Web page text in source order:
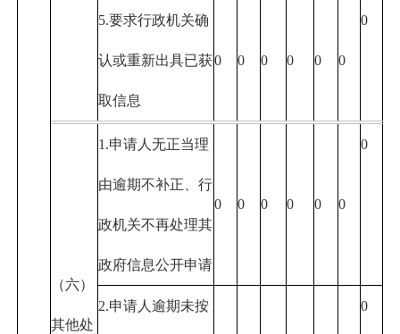
5.要求行政机关确
认或重新出具已获
取信息
0 0 0 0 0 0
0
（六）
其他处
1.申请人无正当理
由逾期不补正、行
政机关不再处理其
政府信息公开申请
0 0 0 0 0 0
0
2.申请人逾期未按 0